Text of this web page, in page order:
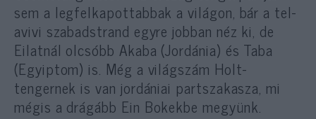
sem a legfelkapottabbak a világon, bár a tel-
avivi szabadstrand egyre jobban néz ki, de
Eilatnál olcsóbb Akaba (Jordánia) és Taba
(Egyiptom) is. Még a világszám Holt-
tengernek is van jordániai partszakasza, mi
mégis a drágább Ein Bokekbe megyünk.